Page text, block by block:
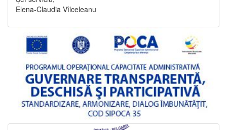
Elena-Claudia Vîlceleanu